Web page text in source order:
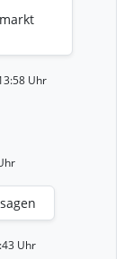
Uhr
Uhr